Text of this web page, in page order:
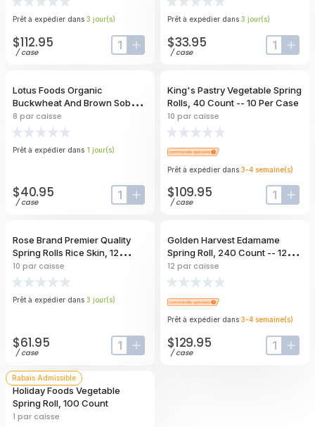
Prêt à expédier dans 3 jour(s)
$112.95
/case input-labelbutton-plus
Prêt à expédier dans 3 jour(s)
$33.95
/case input-
Lotus Foods Organic
Buckwheat And Brown Soba
Rice Noodles, 8 Ounce -- 8 Per
Case
8 par caisse
Prêt à expédier dans 1 jour(s)
$40.95
/case input-labelbutton-plus
King's Pastry Vegetable Spring
Rolls, 40 Count -- 10 Per Case
10 par caisse
Prêt à expédier dans 3-4 semaine(s)
$109.95
/case input-
Rose Brand Premier Quality
Spring Rolls Rice Skin, 12
Ounce -- 10 Per Case
10 par caisse
Prêt à expédier dans 3 jour(s)
$61.95
/case input-labelbutton-plus
Golden Harvest Edamame
Spring Roll, 240 Count -- 12
Per Case
12 par caisse
Prêt à expédier dans 3-4 semaine(s)
$129.95
/case input-
Rabais Admissible
Holiday Foods Vegetable
Spring Roll, 100 Count
1 par caisse